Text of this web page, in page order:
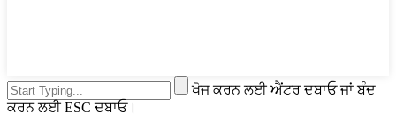
ਖੋਜ ਕਰਨ ਲਈ ਐਂਟਰ ਦਬਾਓ ਜਾਂ ਬੰਦ
ਕਰਨ ਲਈ ESC ਦਬਾਓ।